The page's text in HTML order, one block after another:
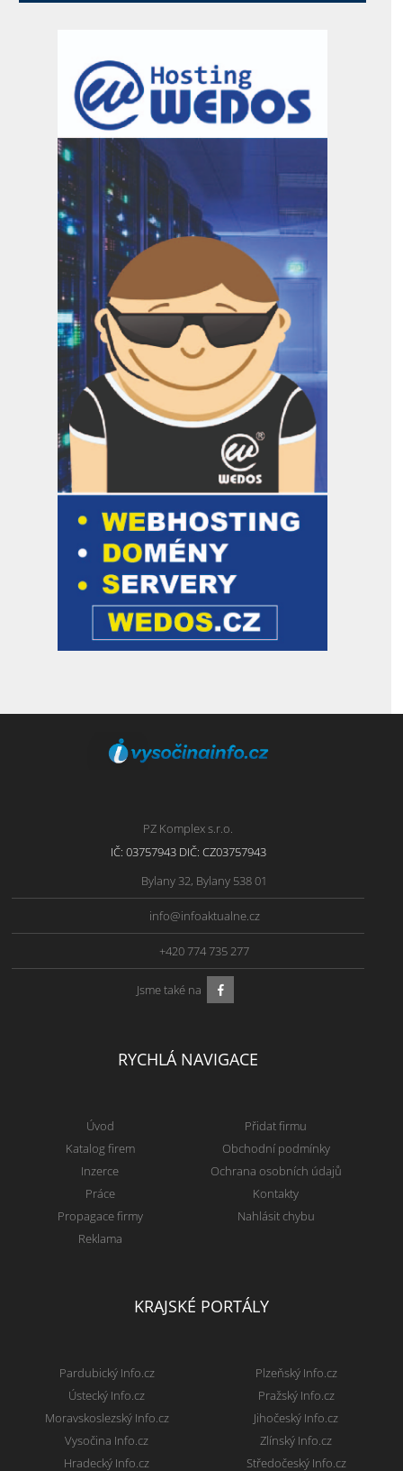
PZ Komplex s.r.o.
IČ: 03757943 DIČ: CZ03757943
Bylany 32, Bylany 538 01
info@infoaktualne.cz
+420 774 735 277
Jsme také na
RYCHLÁ NAVIGACE
Úvod
Katalog firem
Inzerce
Práce
Propagace firmy
Reklama
Přidat firmu
Obchodní podmínky
Ochrana osobních údajů
Kontakty
Nahlásit chybu
KRAJSKÉ PORTÁLY
Pardubický Info.cz
Ústecký Info.cz
Moravskoslezský Info.cz
Vysočina Info.cz
Hradecký Info.cz
Plzeňský Info.cz
Pražský Info.cz
Jihočeský Info.cz
Zlínský Info.cz
Středočeský Info.cz